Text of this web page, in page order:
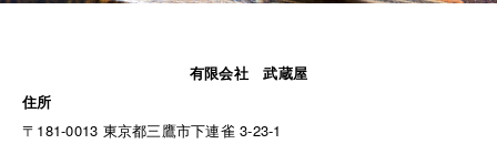
有限会社 武蔵屋
住所
〒181-0013 東京都三鷹市下連雀 3-23-1